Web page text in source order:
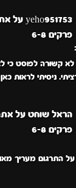
yeho951753 על
פרקים 6-8
לא קשורה לפוסט כי
ניסיתי לראות
הראל שוחט על
פרקים 6-8
התרגום מעריך